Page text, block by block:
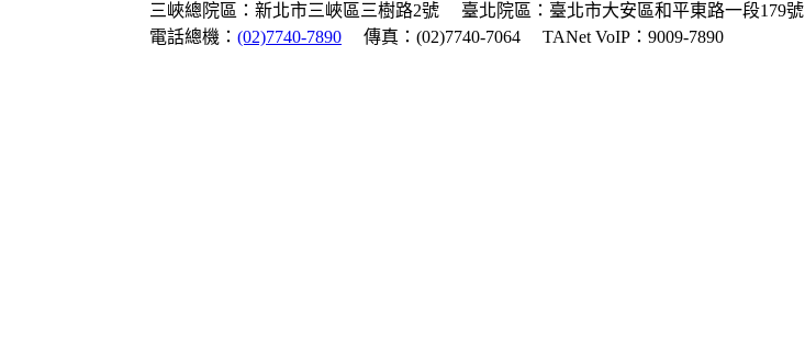
三峽總院區：新北市三峽區三樹路2號
臺北院區：臺北市大安區和平東路一段179號
電話總機： (02)7740-7890 傳真：(02)7740-7064 TANet VoIP：9009-7890